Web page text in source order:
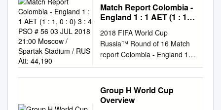
Match Report Colombia -
England 1 : 1 AET (1 : 1, 0
2018 21:00 Moscow /
Spartak Stadium / RUS
Att: 44,190
2018 FIFA World Cup
Russia™ Round of 16 Match
report Colombia - England 1 :
1 AET (1 : 1, 0 : 0) 3 : 4 PSO
# 56 03 JUL 2018 21:00
Moscow / Spartak Stadium /
RUS Att: 44,190 Colombia
Group H World Cup
Overview